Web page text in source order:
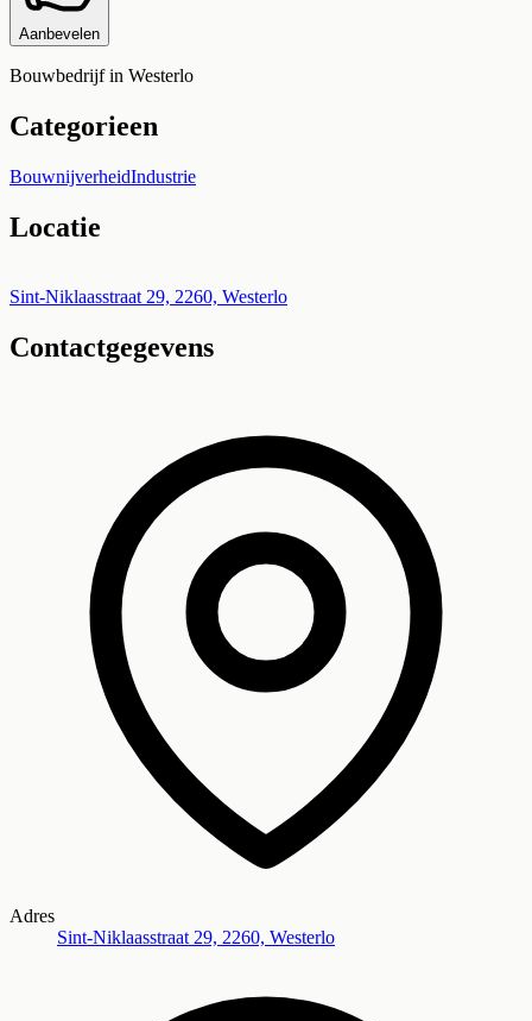
Aanbevelen
Bouwbedrijf in Westerlo
Categorieen
BouwnijverheidIndustrie
Locatie
+
−
Sint-Niklaasstraat 29, 2260, Westerlo
Contactgegevens
Adres
Sint-Niklaasstraat 29, 2260, Westerlo